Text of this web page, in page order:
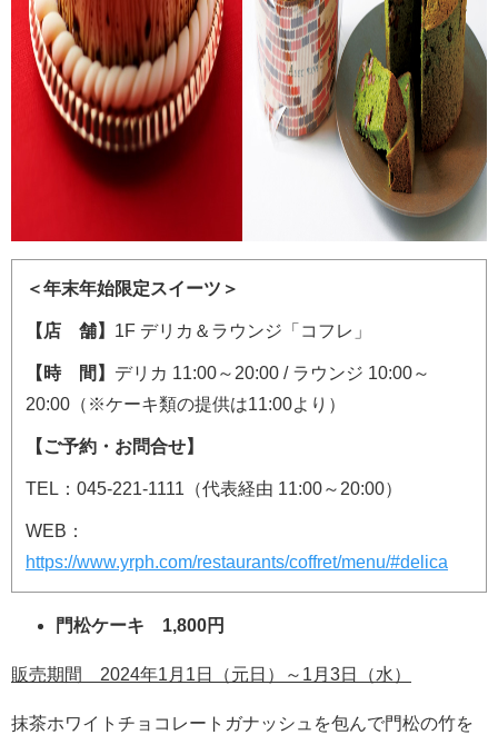
＜年末年始限定スイーツ＞
【店 舗】 1F デリカ＆ラウンジ「コフレ」
【時 間】 デリカ 11:00～20:00 / ラウンジ 10:00～
20:00（※ケーキ類の提供は11:00より）
【ご予約・お問合せ】
TEL：045-221-1111（代表経由 11:00～20:00）
WEB：
https://www.yrph.com/restaurants/coffret/menu/#delica
門松ケーキ 1,800円
販売期間 2024年1月1日（元日）～1月3日（水）
抹茶ホワイトチョコレートガナッシュを包んで門松の竹を